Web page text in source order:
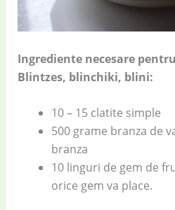
Ingrediente necesare
Blintzes, blinchiki, blini:
10 – 15 clatite simple
500 grame branza de
branza
10 linguri de gem de
orice gem va place.